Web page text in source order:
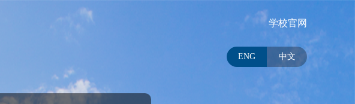
学校官网
ENG 中文